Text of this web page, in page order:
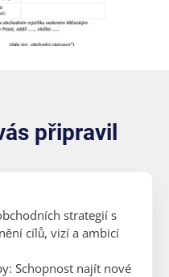
připravil
strategií s
cílů, vizí a ambicí
Schopnost najít nové